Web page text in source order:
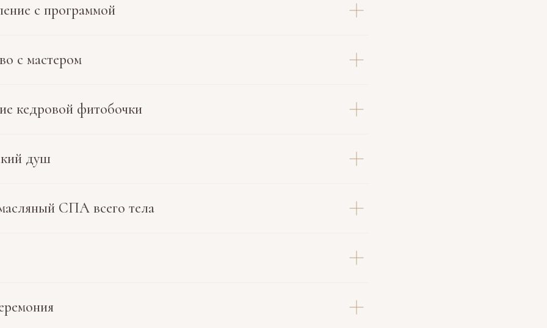
с программой
с мастером
кедровой фитобочки
душ
СПА всего тела